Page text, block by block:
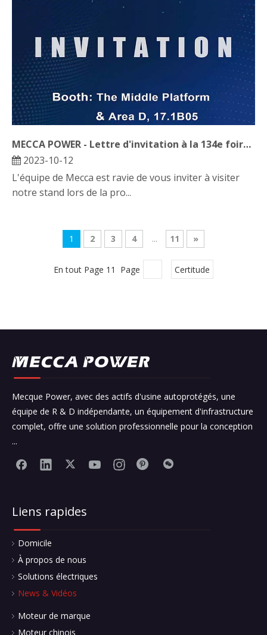
MECCA POWER - Lettre d'invitation à la 134e foire de canton
2023-10-12
L'équipe de Mecca est ravie de vous inviter à visiter
notre stand lors de la pro...
1 2 3 4 ... 11 »
En tout Page 11 Page Certitude
Mecque Power, avec des actifs d'usine autoprotégés, une
équipe de R & D indépendante, un équipement d'infrastructure
complet, offre une solution professionnelle pour la conception
...
Liens rapides
Domicile
À propos de nous
Solutions électriques
News & Vidéos
Moteur de marque
Moteur chinois